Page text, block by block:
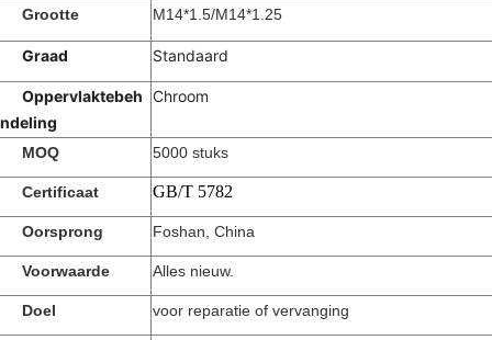
Grootte M14*1.5/M14*1.25
Graad Standaard
Oppervlaktebeh Chroom
MOQ 5000 stuks
Certificaat GB/T 5782
Oorsprong Foshan, China
Voorwaarde Alles nieuw.
Doel voor reparatie of vervanging